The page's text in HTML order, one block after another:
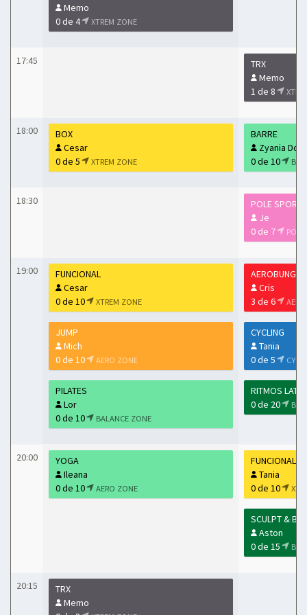
Memo
0 de 4
XTREM ZONE
17:45
TRX
Memo
1 de 8
18:00
BOX
Cesar
0 de 5
XTREM ZONE
BARRE
Zyania Dorff
0 de 10
18:30
POLE SPORTS
Je
0 de 7
19:00
FUNCIONAL
Cesar
0 de 10
XTREM ZONE
JUMP
Mich
0 de 10
AERO ZONE
PILATES
Lor
0 de 10
BALANCE ZONE
AEROBUNGEE
Cris
3 de 6
CYCLING
Tania
0 de 5
RITMOS
0 de 20
20:00
YOGA
Ileana
0 de 10
AERO ZONE
FUNCIONAL
Tania
0 de 10
SCULPT &
Aston
0 de 15
20:15
TRX
Memo